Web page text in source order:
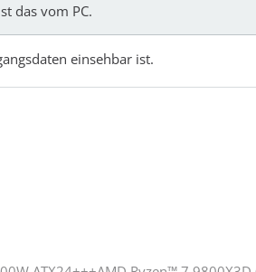
das vom PC.
einsehbar ist.